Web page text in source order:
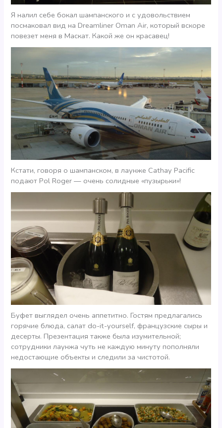
Я налил себе бокал шампанского и с удовольствием
посмаковал вид на Dreamliner Oman Air, который вскоре
повезет меня в Маскат. Какой же он красавец!
Кстати, говоря о шампанском, в лаунже Cathay Pacific
подают Pol Roger — очень солидные «пузырьки»!
Буфет выглядел очень аппетитно. Гостям предлагались
горячие блюда, салат do-it-yourself, французские сыры и
десерты. Презентация также была изумительной;
сотрудники лаунжа чуть не каждую минуту пополняли
недостающие объекты и следили за чистотой.